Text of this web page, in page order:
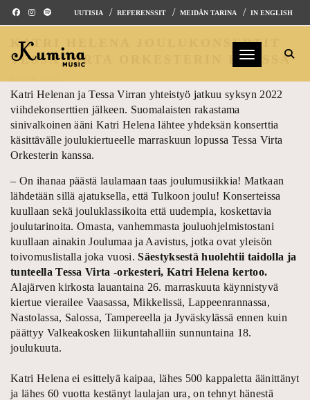
UUTISIA REFERENSSIT MEIDÄN TARINA IN ENGLISH
Toggle
KATRI HELENA JOULUKONSERTIT
TESSA VIRTA ORKESTERIN KANSSA
Katri Helenan ja Tessa Virran yhteistyö jatkuu syksyn 2022
viihdekonserttien jälkeen. Suomalaisten rakastama
sinivalkoinen ääni Katri Helena lähtee yhdeksän konserttia
käsittävälle joulukiertueelle marraskuun lopussa Tessa Virta
Orkesterin kanssa.
– On ihanaa päästä laulamaan taas joulumusiikkia! Matkaan
lähdetään sillä ajatuksella, että Tulkoon joulu! Konserteissa
kuullaan sekä jouluklassikoita että uudempia, koskettavia
joulutarinoita. Omasta, vanhemmasta jouluohjelmistostani
kuullaan ainakin Joulumaa ja Aavistus, jotka ovat yleisön
toivomuslistalla joka vuosi.Säestyksestä huolehtii taidolla ja
tunteella Tessa Virta -orkesteri, Katri Helena kertoo.
Alajärven kirkosta lauantaina 26. marraskuuta käynnistyvä
kiertue vierailee Vaasassa, Mikkelissä, Lappeenrannassa,
Nastolassa, Salossa, Tampereella ja Jyväskylässä ennen kuin
päättyy Valkeakosken liikuntahalliin sunnuntaina 18.
joulukuuta.
Katri Helena ei esittelyä kaipaa, lähes 500 kappaletta äänittänyt
ja lähes 60 vuotta kestänyt laulajan ura, on tehnyt hänestä